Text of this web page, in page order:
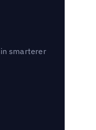
smarterer